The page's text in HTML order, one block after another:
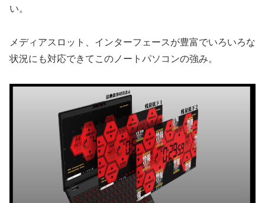
い。
メディアスロット、インターフェースが豊富でいろいろな
状況にも対応できてこのノートパソコンの強み。